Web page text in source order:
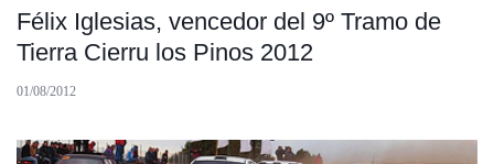
Félix Iglesias, vencedor del 9º Tramo de
Tierra Cierru los Pinos 2012
01/08/2012